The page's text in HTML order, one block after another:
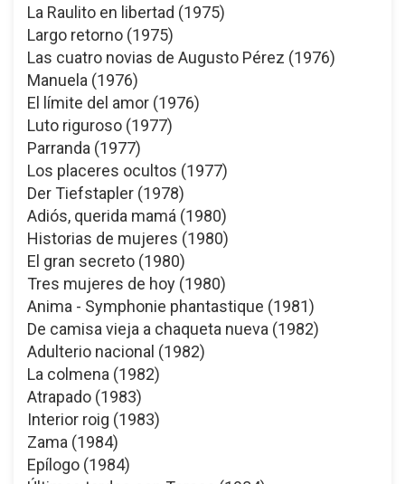
La Raulito en libertad (1975)
Largo retorno (1975)
Las cuatro novias de Augusto Pérez (1976)
Manuela (1976)
El límite del amor (1976)
Luto riguroso (1977)
Parranda (1977)
Los placeres ocultos (1977)
Der Tiefstapler (1978)
Adiós, querida mamá (1980)
Historias de mujeres (1980)
El gran secreto (1980)
Tres mujeres de hoy (1980)
Anima - Symphonie phantastique (1981)
De camisa vieja a chaqueta nueva (1982)
Adulterio nacional (1982)
La colmena (1982)
Atrapado (1983)
Interior roig (1983)
Zama (1984)
Epílogo (1984)